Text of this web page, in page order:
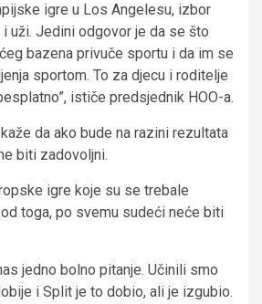
igre u Los Angelesu, izbor
uži. Jedini odgovor je da se što
bazena privuče sportu i da im se
sportom. To za djecu i roditelje
ističe predsjednik HOO-a.
da ako bude na razini rezultata
biti zadovoljni.
igre koje su se trebale
toga, po svemu sudeći neće biti
jedno bolno pitanje. Učinili smo
i Split je to dobio, ali je izgubio.